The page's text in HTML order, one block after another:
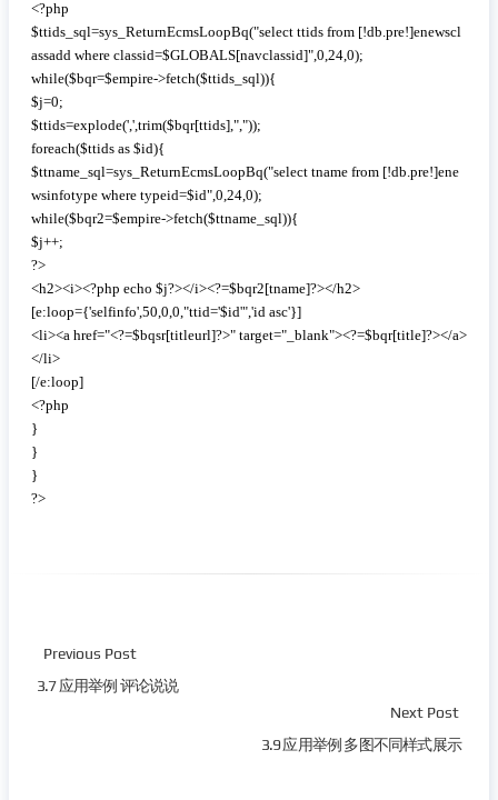
<?php
$ttids_sql=sys_ReturnEcmsLoopBq("select ttids from [!db.pre!]enewscl
assadd where classid=$GLOBALS[navclassid]",0,24,0);
while($bqr=$empire->fetch($ttids_sql)){
$j=0;
$ttids=explode(',',trim($bqr[ttids],","));
foreach($ttids as $id){
$ttname_sql=sys_ReturnEcmsLoopBq("select tname from [!db.pre!]ene
wsinfotype where typeid=$id",0,24,0);
while($bqr2=$empire->fetch($ttname_sql)){
$j++;
?>
<h2><i><?php echo $j?></i><?=$bqr2[tname]?></h2>
[e:loop={'selfinfo',50,0,0,"ttid='$id'",'id asc'}]
<li><a href="<?=$bqsr[titleurl]?>" target="_blank"><?=$bqr[title]?></a>
</li>
[/e:loop]
<?php
}
}
}
?>
Previous Post
3.7 应用举例 评论说说
Next Post
3.9 应用举例 多图不同样式展示